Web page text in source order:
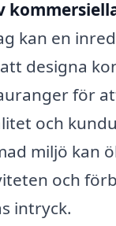
kan en
designa
för
och
miljö kan
och
intryck.